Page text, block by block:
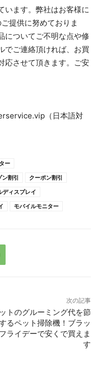
います。弊社はお客様に
提供に努めておりま
についてご不明な点や修
でご連絡頂ければ、お買
応させて頂きます。ご安
（日本語対
ー
ン割引
クーポン割引
ディスプレイ
モバイルモニター
次の記事
トのグルーミング代を節
るペット掃除機！ブラッ
ライデーで安くで買えま
す